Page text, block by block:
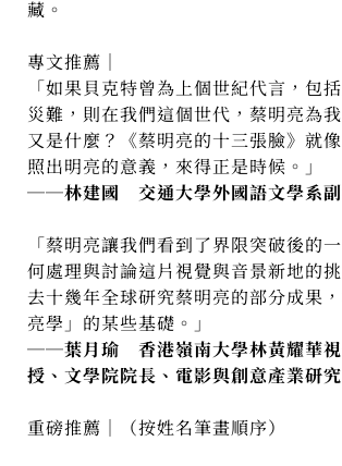
藏。
專文推薦│
「如果貝克特曾為上個世紀代言，包
災難，則在我們這個世代，蔡明亮為
又是什麼？《蔡明亮的十三張臉》就
照出明亮的意義，來得正是時候。」
──林建國 交通大學外國語文學系
「蔡明亮讓我們看到了界限突破後的
何處理與討論這片視覺與音景新地的
去十幾年全球研究蔡明亮的部分成果
亮學」的某些基礎。」
──葉月瑜 香港嶺南大學林黃耀華視
授、文學院院長、電影與創意產業研
重磅推薦│（按姓名筆畫順序）